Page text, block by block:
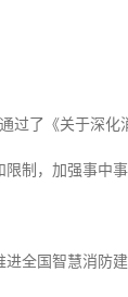
过了《关于深
制，加强事中
全国智慧消防